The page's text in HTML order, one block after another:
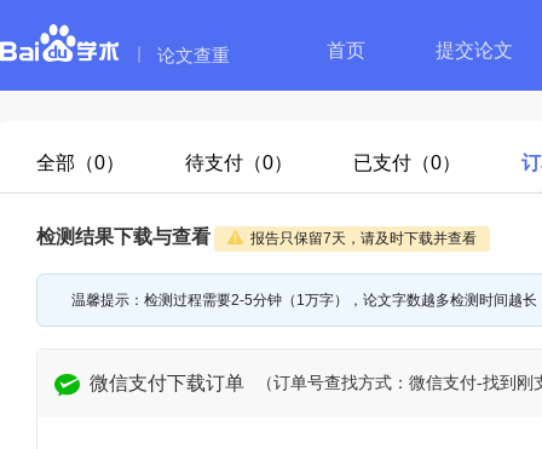
论文查重 首页 提交论文
全部（0） 待支付（0） 已支付（0）
检测结果下载与查看 报告只保留7天，请及时下载并查看
温馨提示：检测过程需要2-5分钟（1万字），论文字数越多检测时间越
微信支付下载订单 （订单号查找方式：微信支付-找到